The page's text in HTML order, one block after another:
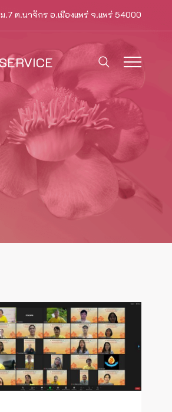
.7 ต.นาจักร อ.เมืองแพร่ จ.แพร่ 54000